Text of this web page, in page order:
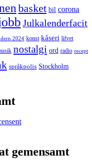
basket bil corona
Julkalenderfacit
2024 konst kåseri lifvet
nostalgi ord radio recept
språkpolis Stockholm
gemensamt